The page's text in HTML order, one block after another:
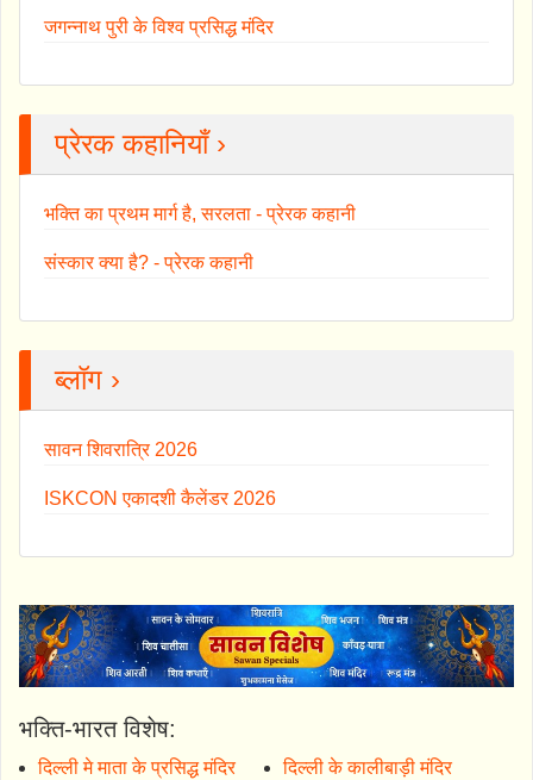
जगन्नाथ पुरी के विश्व प्रसिद्ध मंदिर
प्रेरक कहानियाँ ›
भक्ति का प्रथम मार्ग है, सरलता - प्रेरक कहानी
संस्कार क्या है? - प्रेरक कहानी
ब्लॉग ›
सावन शिवरात्रि 2026
ISKCON एकादशी कैलेंडर 2026
भक्ति-भारत विशेष:
दिल्ली मे माता के प्रसिद्ध मंदिर
दिल्ली के कालीबाड़ी मंदिर